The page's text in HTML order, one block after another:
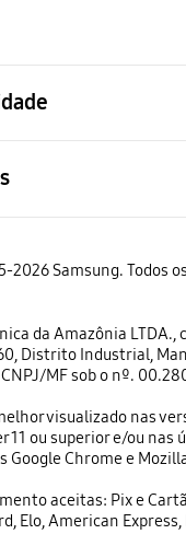
2026 Samsung. Todos
da Amazônia LTDA.,
Distrito Industrial,
MF sob o nº.
visualizado nas
11 ou superior e/ou nas
Google Chrome e
aceitas: Pix e
Elo, American